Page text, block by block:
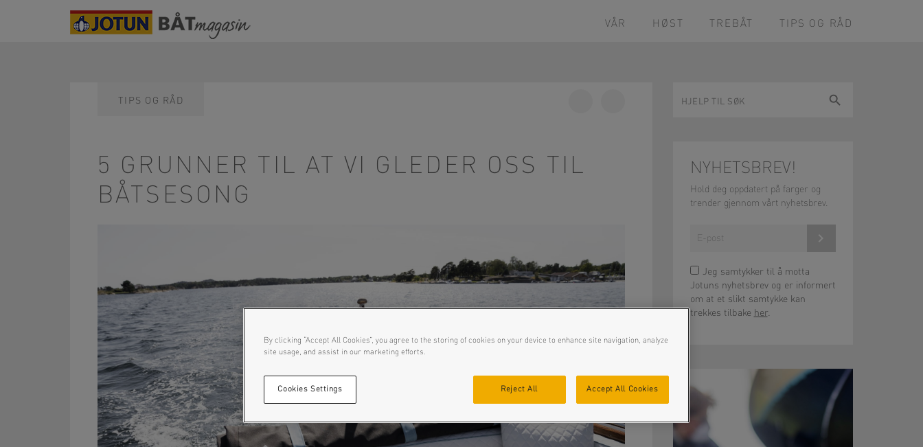
VÅR HØST TREBÅT TIPS OG RÅD
TIPS OG RÅD
5 GRUNNER TIL AT VI GLEDER OSS TIL
BÅTSESONG
Søk
NYHETSBREV!
Hold deg oppdatert på farger og
trender gjennom vårt nyhetsbrev.
Jeg samtykker til å motta
Jotuns nyhetsbrev og er informert
om at et slikt samtykke kan
trekkes tilbake her.
By clicking “Accept All Cookies”, you agree to the storing of cookies on your device to enhance site navigation, analyze
site usage, and assist in our marketing efforts.
Reject All Accept All Cookies
Cookies Settings